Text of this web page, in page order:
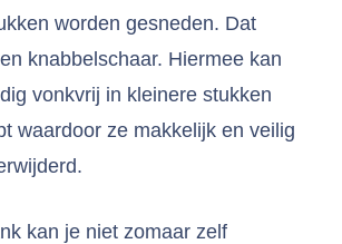
worden gesneden. Dat
knabbelschaar. Hiermee kan
vonkvrij in kleinere stukken
waardoor ze makkelijk en veilig
kan je niet zomaar zelf